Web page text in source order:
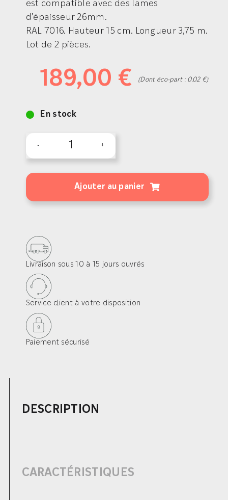
est compatible avec des lames
d’épaisseur 26mm.
RAL 7016. Hauteur 15 cm. Longueur 3,75 m.
Lot de 2 pièces.
189,00 € (Dont éco-part : 0.02 €)
En stock
Bandeau
aluminium
Finition
26mm
Ajouter au panier
Livraison sous 10 à 15 jours ouvrés
Service client à votre disposition
Paiement sécurisé
DESCRIPTION
CARACTÉRISTIQUES